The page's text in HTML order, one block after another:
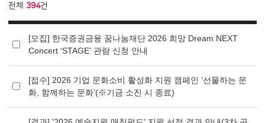
전체 394건
[모집] 한국증권금융 꿈나눔재단 2026 희망 Dream NEXT
Concert 'STAGE' 관람 신청 안내
[접수] 2026 기업 문화소비 활성화 지원 캠페인 ‘선물하는 문
화, 함께하는 문화’(※기금 소진 시 종료)